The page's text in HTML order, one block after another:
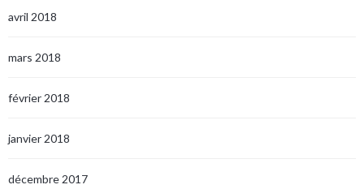
avril 2018
mars 2018
février 2018
janvier 2018
décembre 2017